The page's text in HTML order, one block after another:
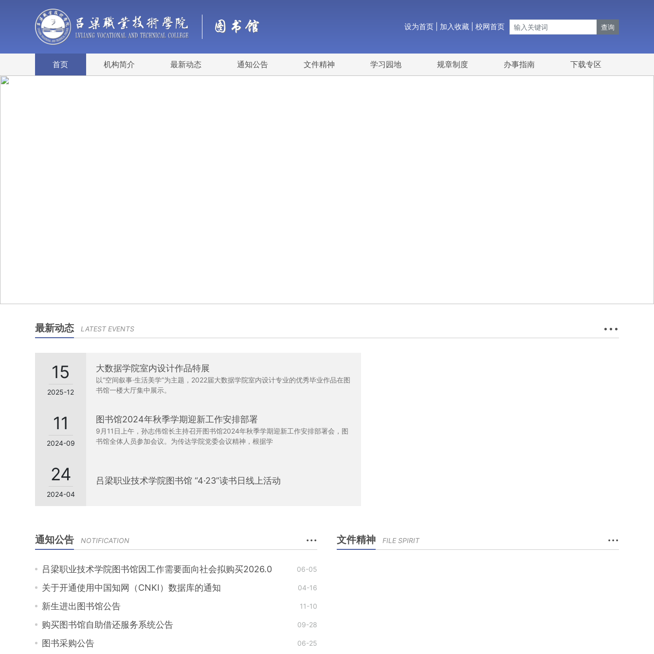
图书馆 设为首页 加入收藏 校网首页 查询
首页 机构简介 最新动态 通知公告 文件精神 学习园地 规章制度 办事指南 下载专区
最新动态 LATEST EVENTS ···
15
2025-12
大数据学院室内设计作品特展
以“空间叙事·生活美学”为主题，2022届大数据学院室内设计专业的优秀毕业作品在图
书馆一楼大厅集中展示。
11
2024-09
图书馆2024年秋季学期迎新工作安排部署
9月11日上午，孙志伟馆长主持召开图书馆2024年秋季学期迎新工作安排部署会，图
书馆全体人员参加会议。为传达学院党委会议精神，根据学
24
2024-04
吕梁职业技术学院图书馆 “4·23”读书日线上活动
通知公告 NOTIFICATION ···
吕梁职业技术学院图书馆因工作需要面向社会拟购买2026.0 06-05
关于开通使用中国知网（CNKI）数据库的通知 04-16
新生进出图书馆公告 11-10
购买图书馆自助借还服务系统公告 09-28
图书采购公告 06-25
文件精神 FILE SPIRIT ···